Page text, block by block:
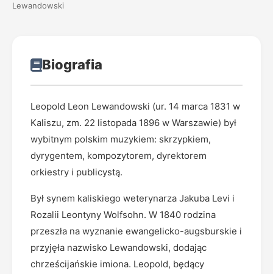
Lewandowski
Biografia
Leopold Leon Lewandowski (ur. 14 marca 1831 w
Kaliszu, zm. 22 listopada 1896 w Warszawie) był
wybitnym polskim muzykiem: skrzypkiem,
dyrygentem, kompozytorem, dyrektorem
orkiestry i publicystą.
Był synem kaliskiego weterynarza Jakuba Levi i
Rozalii Leontyny Wolfsohn. W 1840 rodzina
przeszła na wyznanie ewangelicko-augsburskie i
przyjęła nazwisko Lewandowski, dodając
chrześcijańskie imiona. Leopold, będący